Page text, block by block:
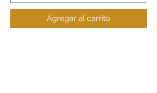
Agregar al carrito